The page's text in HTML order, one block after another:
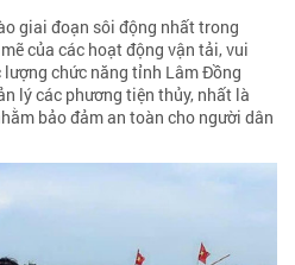
giai đoạn sôi động nhất trong
của các hoạt động vận tải, vui
chức năng tỉnh Lâm Đồng
lý các phương tiện thủy, nhất là
bảo đảm an toàn cho người dân